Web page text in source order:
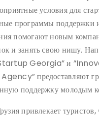
условия для
программы поддержки
помогают новым
и занять свою нишу.
Georgia” и
предоставляют
поддержку молодым
привлекает